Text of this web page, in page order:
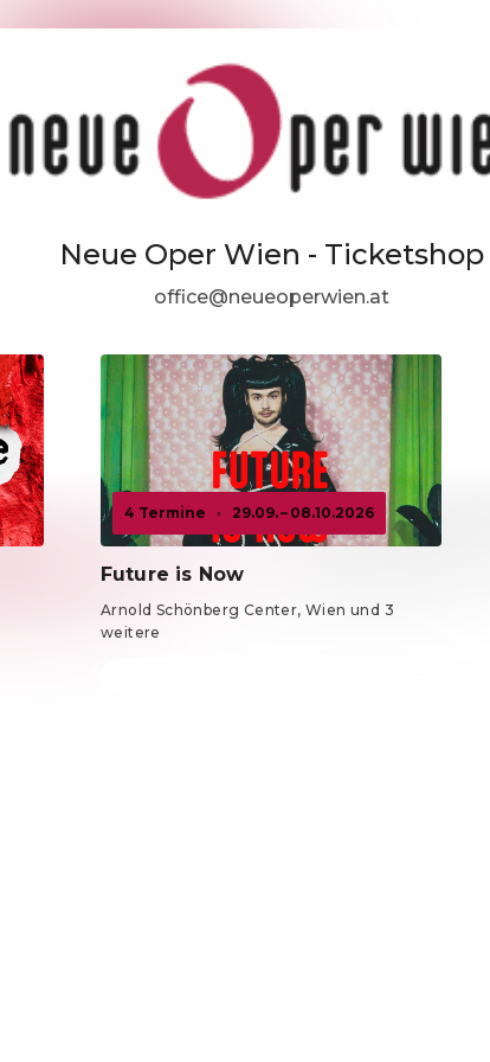
Neue Oper Wien - Ticketshop
office@neueoperwien.at
4 Termine · 29.09. – 08.10.2026
Future is Now
Arnold Schönberg Center, Wien und 3
weitere